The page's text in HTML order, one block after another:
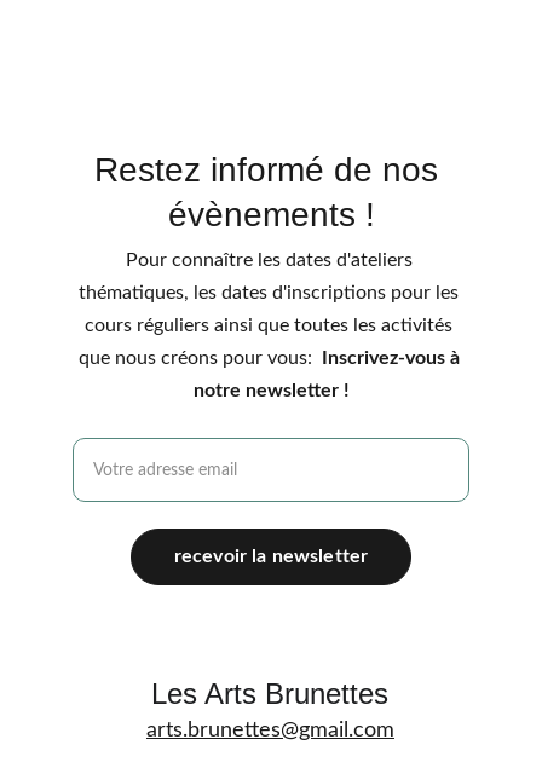
Restez informé de nos
évènements !
recevoir la newsletter
Pour connaître les dates d'ateliers
thématiques, les dates d'inscriptions pour les
cours réguliers ainsi que toutes les activités
que nous créons pour vous:
Inscrivez-vous à
notre newsletter !
Les Arts Brunettes
arts.brunettes@gmail.com